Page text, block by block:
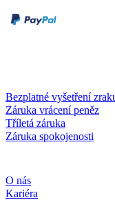
Bezplatné vyšetření
Záruka vrácení peněz
Tříletá záruka
Záruka spokojenosti
O nás
Kariéra